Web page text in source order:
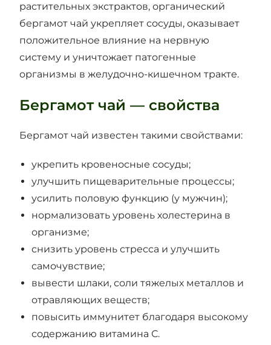
растительных экстрактов, органический
бергамот чай укрепляет сосуды, оказывает
положительное влияние на нервную
систему и уничтожает патогенные
организмы в желудочно-кишечном тракте.
Бергамот чай — свойства
Бергамот чай известен такими свойствами:
укрепить кровеносные сосуды;
улучшить пищеварительные процессы;
усилить половую функцию (у мужчин);
нормализовать уровень холестерина в
организме;
снизить уровень стресса и улучшить
самочувствие;
вывести шлаки, соли тяжелых металлов и
отравляющих веществ;
повысить иммунитет благодаря высокому
содержанию витамина С.